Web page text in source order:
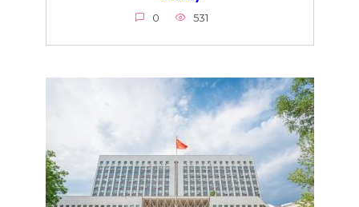
0 531